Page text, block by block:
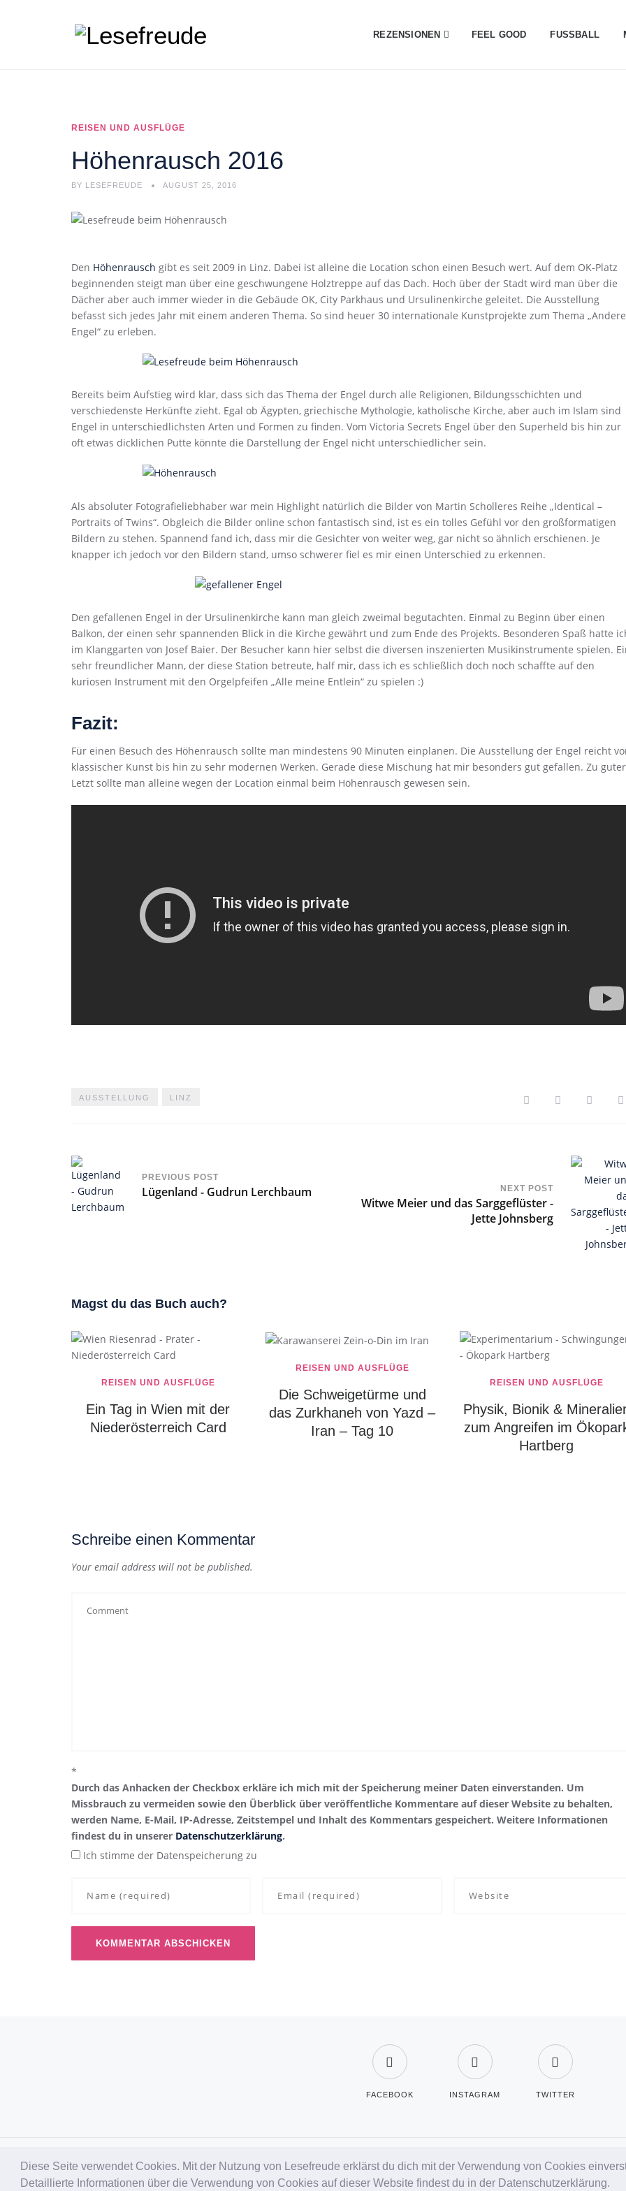
Diese Seite verwendet Cookies. Mit der Nutzung von Lesefreude erklärst du dich mit der Verwendung von Cookies
Detaillierte Informationen über die Verwendung von Cookies auf dieser Website findest du in der Datenschutzerklärung.
REZENSIONEN FEEL GOOD FUSSBALL
REISEN UND AUSFLÜGE
Höhenrausch 2016
BY LESEFREUDE AUGUST 25, 2016
Den Höhenrausch gibt es seit 2009 in Linz. Dabei ist alleine die Location schon einen Besuch wert. Auf dem OK-Platz
beginnenden steigt man über eine geschwungene Holztreppe auf das Dach. Hoch über der Stadt wird man über die
Dächer aber auch immer wieder in die Gebäude OK, City Parkhaus und Ursulinenkirche geleitet. Die Ausstellung
befasst sich jedes Jahr mit einem anderen Thema. So sind heuer 30 internationale Kunstprojekte zum Thema „Andere
Engel“ zu erleben.
Bereits beim Aufstieg wird klar, dass sich das Thema der Engel durch alle Religionen, Bildungsschichten und
verschiedenste Herkünfte zieht. Egal ob Ägypten, griechische Mythologie, katholische Kirche, aber auch im Islam sind
Engel in unterschiedlichsten Arten und Formen zu finden. Vom Victoria Secrets Engel über den Superheld bis hin zur
oft etwas dicklichen Putte könnte die Darstellung der Engel nicht unterschiedlicher sein.
Als absoluter Fotografieliebhaber war mein Highlight natürlich die Bilder von Martin Scholleres Reihe „Identical –
Portraits of Twins“. Obgleich die Bilder online schon fantastisch sind, ist es ein tolles Gefühl vor den großformatigen
Bildern zu stehen. Spannend fand ich, dass mir die Gesichter von weiter weg, gar nicht so ähnlich erschienen. Je
knapper ich jedoch vor den Bildern stand, umso schwerer fiel es mir einen Unterschied zu erkennen.
Den gefallenen Engel in der Ursulinenkirche kann man gleich zweimal begutachten. Einmal zu Beginn über einen
Balkon, der einen sehr spannenden Blick in die Kirche gewährt und zum Ende des Projekts. Besonderen Spaß hatte
im Klanggarten von Josef Baier. Der Besucher kann hier selbst die diversen inszenierten Musikinstrumente spielen.
sehr freundlicher Mann, der diese Station betreute, half mir, dass ich es schließlich doch noch schaffte auf den
kuriosen Instrument mit den Orgelpfeifen „Alle meine Entlein“ zu spielen :)
Fazit:
Für einen Besuch des Höhenrausch sollte man mindestens 90 Minuten einplanen. Die Ausstellung der Engel reicht
klassischer Kunst bis hin zu sehr modernen Werken. Gerade diese Mischung hat mir besonders gut gefallen. Zu guter
Letzt sollte man alleine wegen der Location einmal beim Höhenrausch gewesen sein.
AUSSTELLUNG LINZ
PREVIOUS POST
Lügenland - Gudrun Lerchbaum NEXT POST
Witwe Meier und das Sarggeflüster -
Jette Johnsberg
Magst du das Buch auch?
REISEN UND AUSFLÜGE
Ein Tag in Wien mit der
Niederösterreich Card
REISEN UND AUSFLÜGE
Die Schweigetürme und
das Zurkhaneh von Yazd –
Iran – Tag 10
REISEN UND AUSFLÜGE
Physik, Bionik &
zum Angreifen im
Hartberg
Schreibe einen Kommentar
Your email address will not be published.
*
Durch das Anhacken der Checkbox erkläre ich mich mit der Speicherung meiner Daten einverstanden. Um
Missbrauch zu vermeiden sowie den Überblick über veröffentliche Kommentare auf dieser Website zu behalten,
werden Name, E-Mail, IP-Adresse, Zeitstempel und Inhalt des Kommentars gespeichert. Weitere Informationen
findest du in unserer Datenschutzerklärung.
Ich stimme der Datenspeicherung zu
FACEBOOK INSTAGRAM TWITTER
© Lesefreude